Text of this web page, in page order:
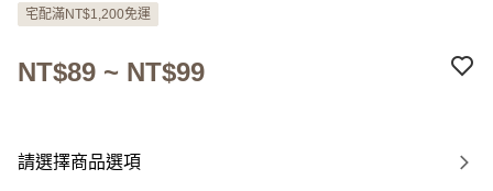
宅配滿NT$1,200免運
NT$89 ~ NT$99
請選擇商品選項